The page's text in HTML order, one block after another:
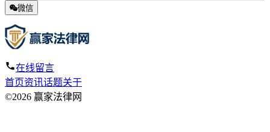
微信
在线留言
首页资讯话题关于
©2026 赢家法律网